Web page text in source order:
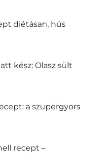
diétásan, hús
kész: Olasz sült
a szupergyors
recept –